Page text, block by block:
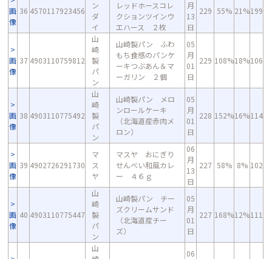
画
像
36 4570117923456
ン
ダ
イ
レッドホースコレ
クションツインウ
エハース ２枚
月
13
日
229 55% 21%199
画
像
37 4903110759812
山
崎
製
パ
ン
山崎製パン ふわ
もち食感のパンケ
ーキつぶあん＆マ
ーガリン ２個
05
月
01
日
229 108%18%106
画
像
38 4903110775492
山
崎
製
パ
ン
山崎製パン メロ
ンロールケーキ
（北海道産赤肉メ
ロン）
05
月
01
日
228 152%16%114
画
像
39 4902726291730
マ
ス
ヤ
マスヤ おにぎり
せんべい和風カレ
ー ４６ｇ
06
月
13
日
227 58% 8% 102
画
像
40 4903110775447
山
崎
製
パ
ン
山崎製パン チー
ズクリームサンド
（北海道産チー
ズ）
05
月
01
日
227 168%12%111
山
06